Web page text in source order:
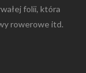
folii, która
rowerowe itd.